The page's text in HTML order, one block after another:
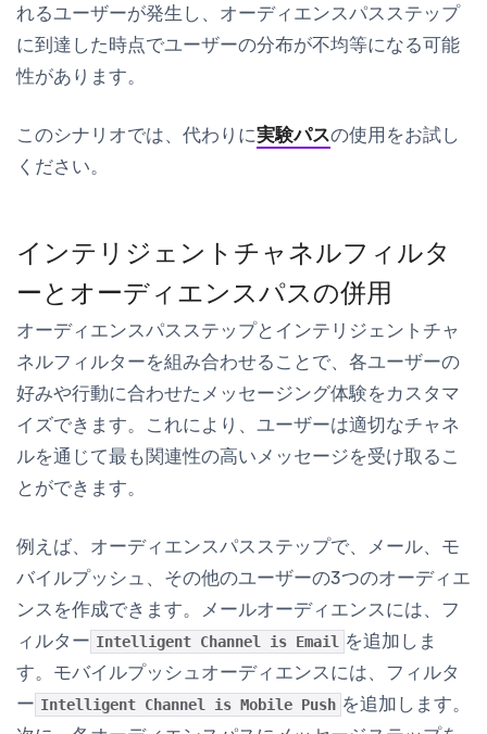
れるユーザーが発生し、オーディエンスパスステップ
に到達した時点でユーザーの分布が不均等になる可能
性があります。
このシナリオでは、代わりに実験パスの使用をお試し
ください。
インテリジェントチャネルフィルタ
ーとオーディエンスパスの併用
オーディエンスパスステップとインテリジェントチャ
ネルフィルターを組み合わせることで、各ユーザーの
好みや行動に合わせたメッセージング体験をカスタマ
イズできます。これにより、ユーザーは適切なチャネ
ルを通じて最も関連性の高いメッセージを受け取るこ
とができます。
例えば、オーディエンスパスステップで、メール、モ
バイルプッシュ、その他のユーザーの3つのオーディエ
ンスを作成できます。メールオーディエンスには、フ
ィルター Intelligent Channel is Email
を追加しま
す。モバイルプッシュオーディエンスには、フィルタ
ー Intelligent Channel is Mobile Push を追加します。